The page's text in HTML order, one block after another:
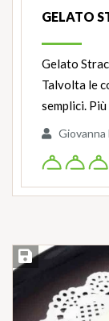
GELATO
Gelato
Talvolta le
semplici.
Giovanna
Salva ricetta